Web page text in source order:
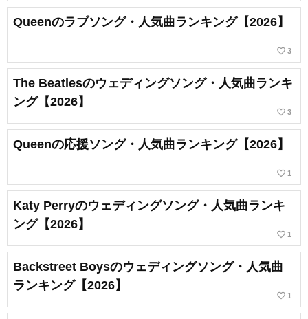
Queenのラブソング・人気曲ランキング【2026】
favorite_border 3
The Beatlesのウェディングソング・人気曲ランキ
ング【2026】
favorite_border 3
Queenの応援ソング・人気曲ランキング【2026】
favorite_border 1
Katy Perryのウェディングソング・人気曲ランキ
ング【2026】
favorite_border 1
Backstreet Boysのウェディングソング・人気曲
ランキング【2026】
favorite_border 1